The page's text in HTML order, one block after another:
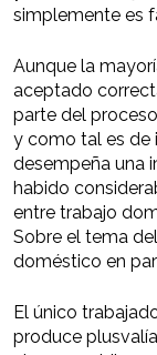
simplemente es
Aunque la
aceptado
parte del
y como tal es de
desempeña una
habido
entre trabajo
Sobre el tema
doméstico en
El único
produce